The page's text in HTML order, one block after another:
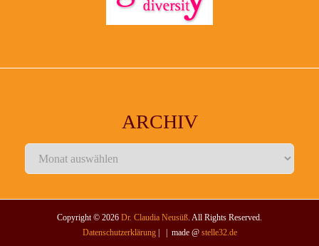
ARCHIV
Archiv
Copyright © 2026 Dr. Claudia Neusüß. All Rights Reserved.
Datenschutzerklärung| | made @ stelle32.de